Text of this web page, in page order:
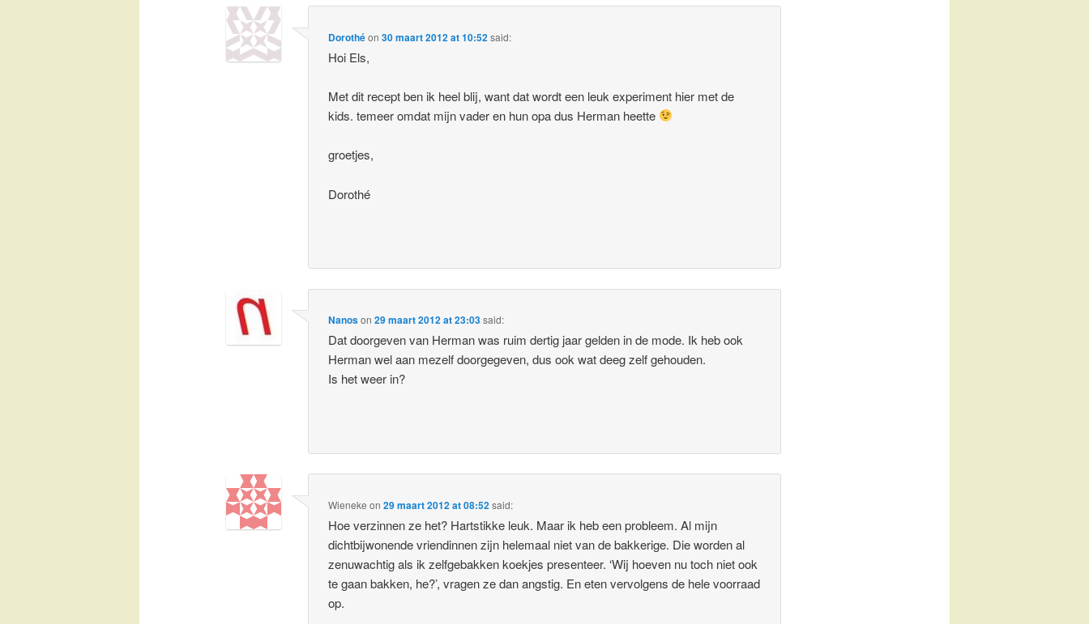
Dorothéon30 maart 2012 at 10:52said:
Hoi Els,
Met dit recept ben ik heel blij, want dat wordt een leuk experiment hier met de
kids. temeer omdat mijn vader en hun opa dus Herman heette
groetjes,
Dorothé
Nanoson29 maart 2012 at 23:03said:
Dat doorgeven van Herman was ruim dertig jaar gelden in de mode. Ik heb ook
Herman wel aan mezelf doorgegeven, dus ook wat deeg zelf gehouden.
Is het weer in?
Wieneke on29 maart 2012 at 08:52said:
Hoe verzinnen ze het? Hartstikke leuk. Maar ik heb een probleem. Al mijn
dichtbijwonende vriendinnen zijn helemaal niet van de bakkerige. Die worden al
zenuwachtig als ik zelfgebakken koekjes presenteer. ‘Wij hoeven nu toch niet ook
te gaan bakken, he?’, vragen ze dan angstig. En eten vervolgens de hele voorraad
op.